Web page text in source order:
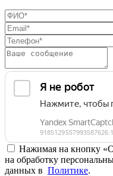
Нажимая на кнопку
на обработку
данных в Политике.